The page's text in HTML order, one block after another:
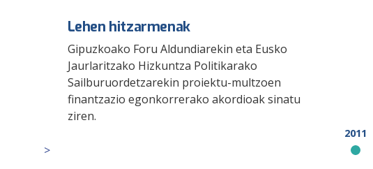
Lehen hitzarmenak
Gipuzkoako Foru Aldundiarekin eta Eusko
Jaurlaritzako Hizkuntza Politikarako
Sailburuordetzarekin proiektu-multzoen
finantzazio egonkorrerako akordioak sinatu
ziren.
2011